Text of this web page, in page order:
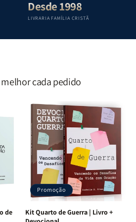
Desde 1998
LIVRARIA FAMÍLIA CRISTÃ
cada pedido
de
Promoção
Kit Quarto de Guerra | Livro +